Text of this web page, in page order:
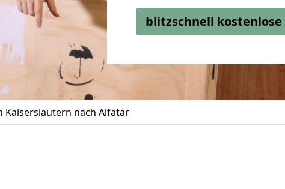
blitzschnell
Kaiserslautern nach Alfatar